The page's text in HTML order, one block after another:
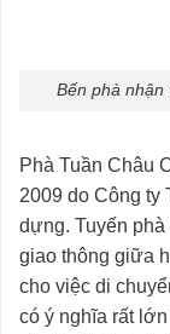
Bến phà nhận
Phà Tuần Châu
2009 do Công ty
dựng. Tuyến phà
giao thông giữa
cho việc di
có ý nghĩa rất